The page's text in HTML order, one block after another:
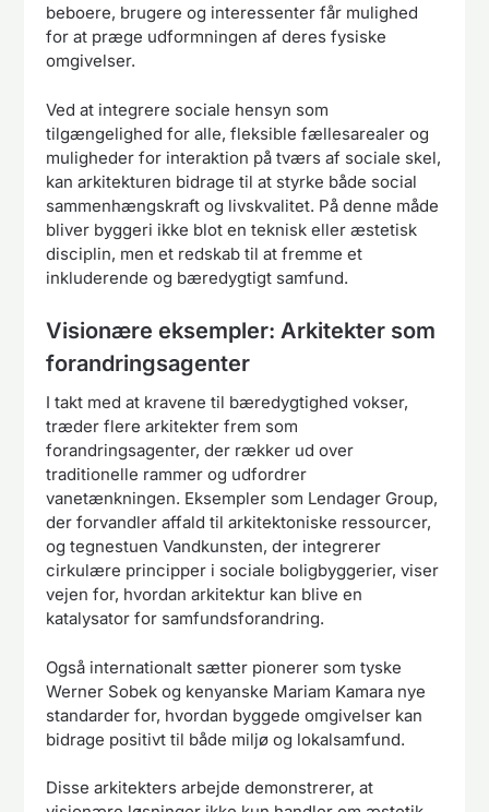
beboere, brugere og interessenter får mulighed
for at præge udformningen af deres fysiske
omgivelser.
Ved at integrere sociale hensyn som
tilgængelighed for alle, fleksible fællesarealer og
muligheder for interaktion på tværs af sociale skel,
kan arkitekturen bidrage til at styrke både social
sammenhængskraft og livskvalitet. På denne måde
bliver byggeri ikke blot en teknisk eller æstetisk
disciplin, men et redskab til at fremme et
inkluderende og bæredygtigt samfund.
Visionære eksempler: Arkitekter som
forandringsagenter
I takt med at kravene til bæredygtighed vokser,
træder flere arkitekter frem som
forandringsagenter, der rækker ud over
traditionelle rammer og udfordrer
vanetænkningen. Eksempler som Lendager Group,
der forvandler affald til arkitektoniske ressourcer,
og tegnestuen Vandkunsten, der integrerer
cirkulære principper i sociale boligbyggerier, viser
vejen for, hvordan arkitektur kan blive en
katalysator for samfundsforandring.
Også internationalt sætter pionerer som tyske
Werner Sobek og kenyanske Mariam Kamara nye
standarder for, hvordan byggede omgivelser kan
bidrage positivt til både miljø og lokalsamfund.
Disse arkitekters arbejde demonstrerer, at